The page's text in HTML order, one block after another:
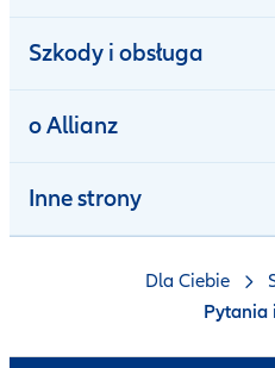
Szkody i obsługa
o Allianz
Inne strony
Dla Ciebie
Pytania